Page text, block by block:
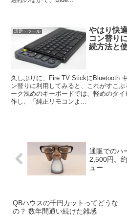
設定・ツール
やはり快
コン替り
続方法と
久しぶりに、Fire TV StickにBluetooth
ン替りに利用してみると、これがすこ
ーク浅めのキーボードでは、軽めのタ
作し、「純正リモコンよ...
通販でのハ
2,500円。
ュー
QBハウスの千円カットってどうな
の？ 数年間通い続けた雑感